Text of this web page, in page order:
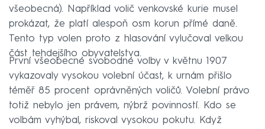
všeobecná). Například volič venkovské kurie musel
prokázat, že platí alespoň osm korun přímé daně.
Tento typ volen proto z hlasování vylučoval velkou
část tehdejšího obyvatelstva.
První všeobecné svobodné volby v květnu 1907
vykazovaly vysokou volební účast, k urnám přišlo
téměř 85 procent oprávněných voličů. Volební právo
totiž nebylo jen právem, nýbrž povinností. Kdo se
volbám vyhýbal, riskoval vysokou pokutu. Když